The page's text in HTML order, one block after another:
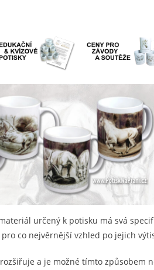
určený k potisku má svá
co nejvěrnější vzhled po jejich
a je možné tímto způsobem